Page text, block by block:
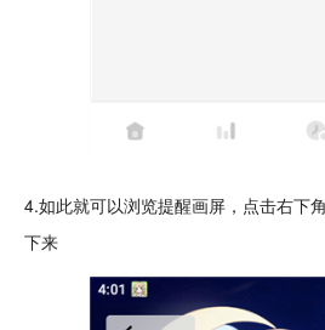
4.如此就可以浏览提醒画屏，点击右下
下来